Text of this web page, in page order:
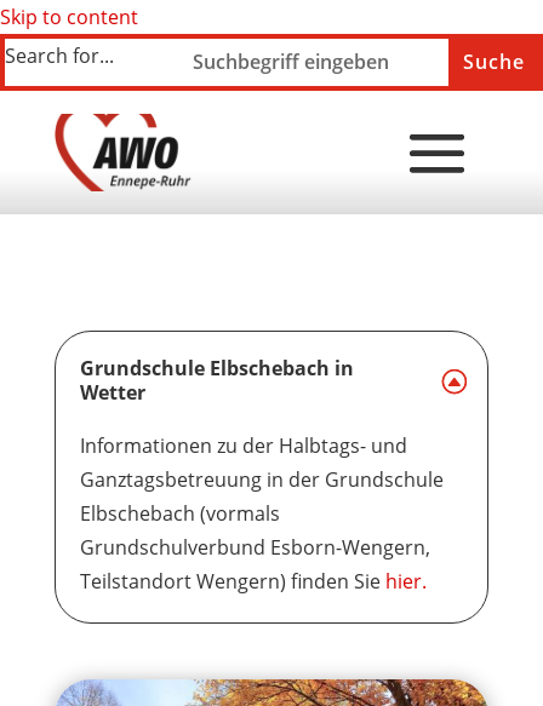
Skip to content
Search for...
Grundschule Elbschebach in
Wetter
Informationen zu der Halbtags- und
Ganztagsbetreuung in der Grundschule
Elbschebach (vormals
Grundschulverbund Esborn-Wengern,
Teilstandort Wengern) finden Sie hier.